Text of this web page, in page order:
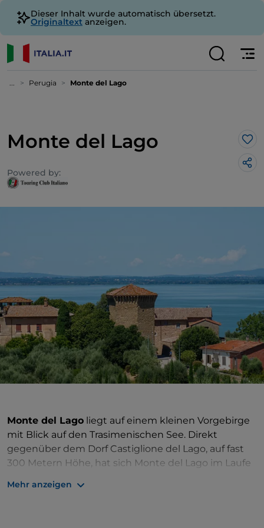
Dieser Inhalt wurde automatisch übersetzt.
Originaltext anzeigen.
... Perugia Monte del Lago
Monte del Lago
Powered by:
Monte del Lago liegt auf einem kleinen Vorgebirge
mit Blick auf den Trasimenischen See. Direkt
gegenüber dem Dorf Castiglione del Lago, auf fast
300 Metern Höhe, hat sich Monte del Lago im Laufe
Wenn man von San Feliciano kommt, wo man zur
Mehr anzeigen